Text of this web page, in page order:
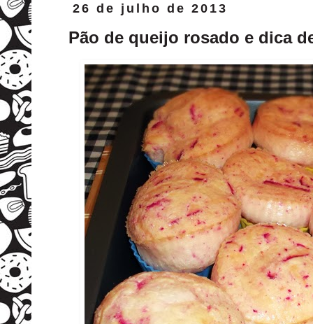
26 de julho de 2013
Pão de queijo rosado e dica